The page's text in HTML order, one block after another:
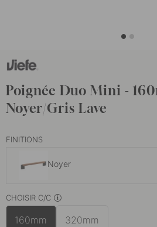
Poignée Duo Mini -
Noyer/Gris Lave
FINITIONS
Noyer
Chêne
CHOISIR C/C
160mm 320mm